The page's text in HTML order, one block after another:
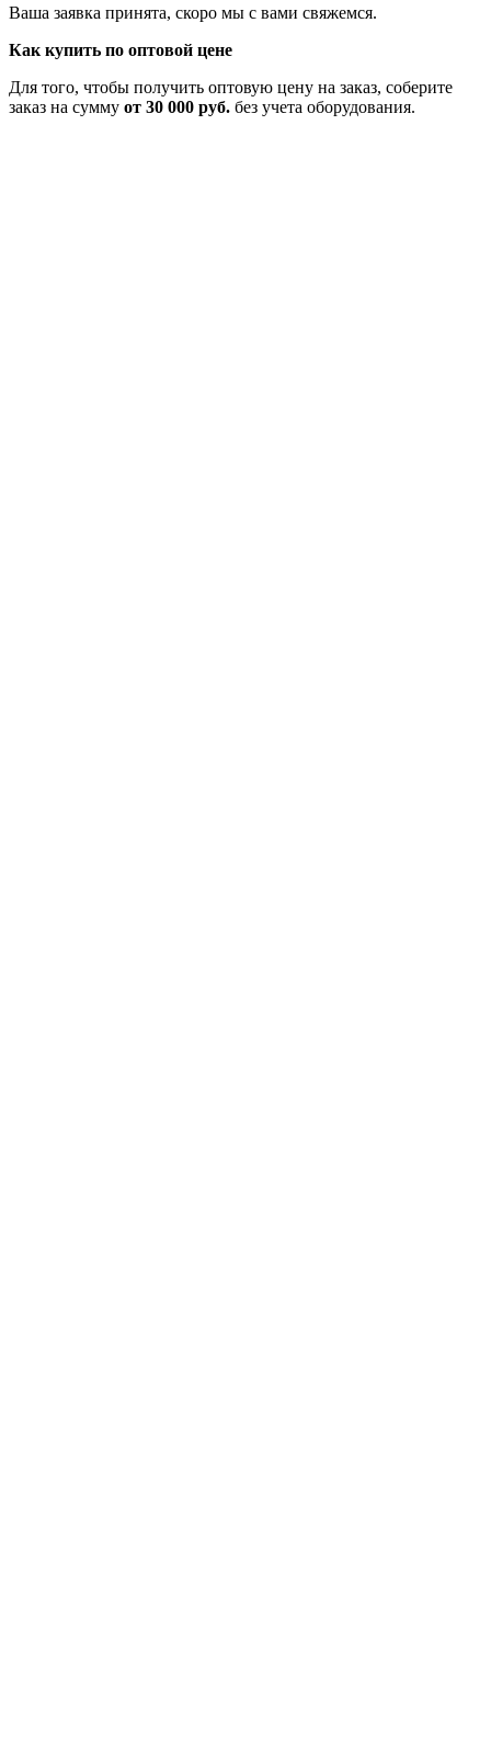
Ваша заявка принята, скоро мы с вами свяжемся.
Как купить по оптовой цене
Для того, чтобы получить оптовую цену на заказ, соберите
заказ на сумму от 30 000 руб. без учета оборудования.